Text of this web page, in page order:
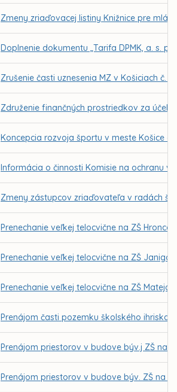
Zmeny zriaďovacej listiny Knižnice pre
Doplnenie dokumentu „Tarifa DPMK, a. s.
Zrušenie časti uznesenia MZ v Košiciach č.
Združenie finančných prostriedkov za
Koncepcia rozvoja športu v meste Košice
Informácia o činnosti Komisie na ochranu
Zmeny zástupcov zriaďovateľa v radách
Prenechanie veľkej telocvične na ZŠ
Prenechanie veľkej telocvične na ZŠ
Prenechanie veľkej telocvične na ZŠ
Prenájom časti pozemku školského ihriska
Prenájom priestorov v budove býv.j ZŠ na
Prenájom priestorov v budove býv. ZŠ na